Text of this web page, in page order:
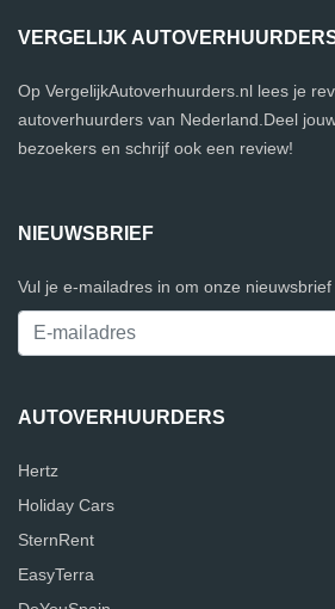
VERGELIJK
Op VergelijkAutoverhuurders.nl lees je
autoverhuurders van Nederland.Deel
bezoekers en schrijf ook een review!
NIEUWSBRIEF
Vul je e-mailadres in om onze nieuwsbrief
AUTOVERHUURDERS
Hertz
Holiday Cars
SternRent
EasyTerra